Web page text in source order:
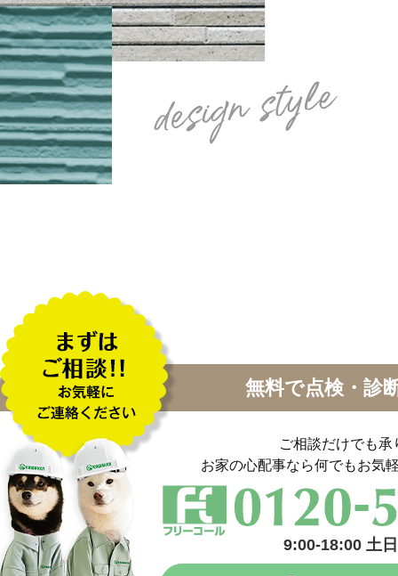
無料で点検・診
ご相談だけでも承
お家の心配事なら何でもお気
9:00-18:00 土